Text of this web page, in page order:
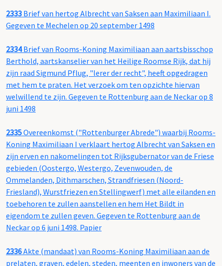
2333 Brief van hertog Albrecht van Saksen aan Maximiliaan I.
Gegeven te Mechelen op 20 september 1498
2334Brief van Rooms-Koning Maximiliaan aan aartsbisschop
Berthold, aartskanselier van het Heilige Roomse Rijk, dat hij
zijn raad Sigmund Pflug, "lerer der recht", heeft opgedragen
met hem te praten. Het verzoek om ten opzichte hiervan
welwillend te zijn. Gegeven te Rottenburg aan de Neckar op 8
juni 1498
2335Overeenkomst ("Rottenburger Abrede") waarbij Rooms-
Koning Maximiliaan I verklaart hertog Albrecht van Saksen en
zijn erven en nakomelingen tot Rijksgubernator van de Friese
gebieden (Oostergo, Westergo, Zevenwouden, de
Ommelanden, Dithmarschen, Strandfriesen (Noord-
Friesland), Wurstfriezen en Stellingwerf) met alle eilanden en
toebehoren te zullen aanstellen en hem Het Bildt in
eigendom te zullen geven. Gegeven te Rottenburg aan de
Neckar op 6 juni 1498. Papier
2336Akte (mandaat) van Rooms-Koning Maximiliaan aan de
prelaten, graven, edelen, steden, meenten en inwoners van de